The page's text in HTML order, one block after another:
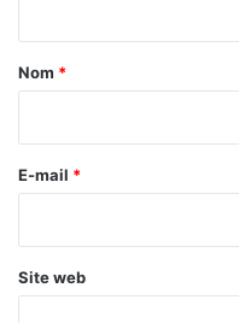
a
e
Nom *
E-mail *
Site web